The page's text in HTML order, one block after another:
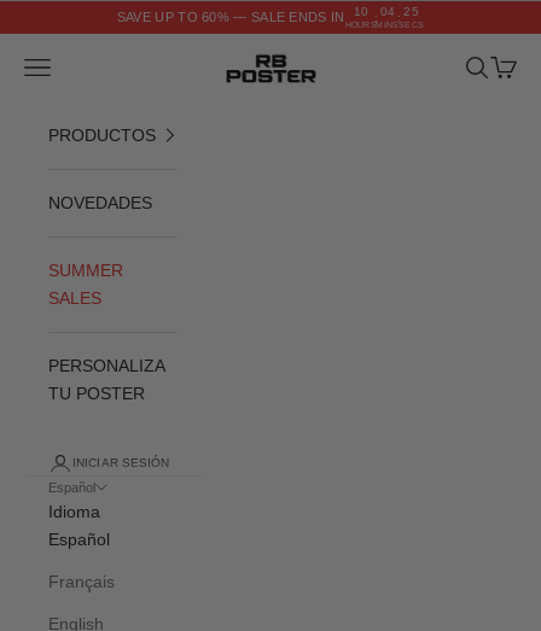
SAVE UP TO 60% — SALE ENDS IN 10
HOURS
: 04
MINS
: 24
SECS
RB POSTER
Menú Buscar
Cesta
PRODUCTOS
NOVEDADES
SUMMER
SALES
PERSONALIZA
TU POSTER
INICIAR SESIÓN
Español
Idioma
Español
Français
English